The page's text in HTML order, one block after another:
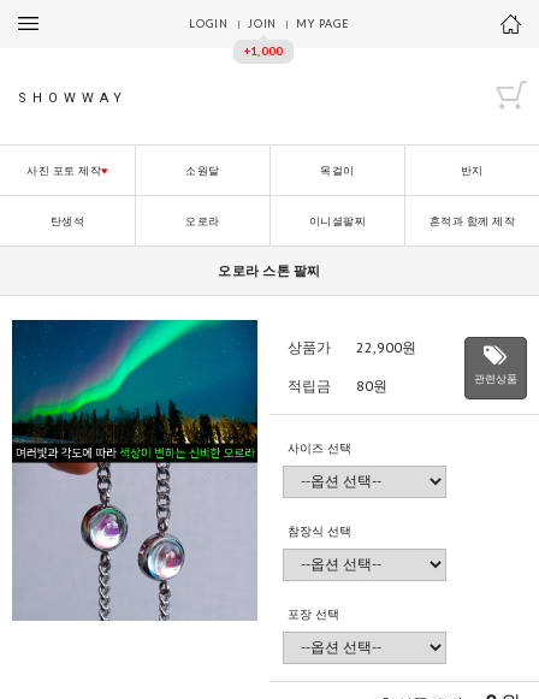
LOGIN JOIN
+1,000
MY PAGE
SHOWWAY
사진 포토 제작♥ 소원달 목걸이 반지
탄생석 오로라 이니셜팔찌 흔적과 함께 제작
오로라 스톤 팔찌
상품가 22,900원
적립금 80원 관련상품
사이즈 선택
참장식 선택
포장 선택